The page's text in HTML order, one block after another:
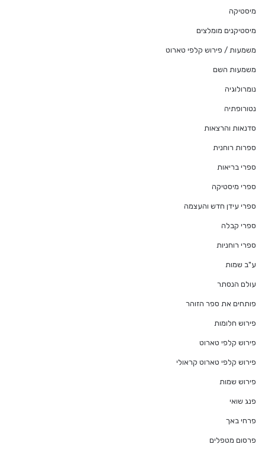
מיסטיקה
מיסטיקנים מומלצים
משמעות / פירוש קלפי טארוט
משמעות השם
נומרולוגיה
נטורופתיה
סדנאות והרצאות
ספרות רוחנית
ספרי בריאות
ספרי מיסטיקה
ספרי עידן חדש והעצמה
ספרי קבלה
ספרי רוחניות
ע"ב שמות
עולם הנסתר
פותחים את ספר הזוהר
פירוש חלומות
פירוש קלפי טארוט
פירוש קלפי טארוט קראולי
פירוש שמות
פנג שואי
פרחי באך
פרסום מטפלים